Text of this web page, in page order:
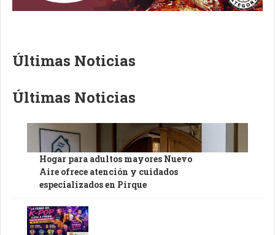
Últimas Noticias
Últimas Noticias
Hogar para adultos mayores Nuevo
Aire ofrece atención y cuidados
especializados en Pirque